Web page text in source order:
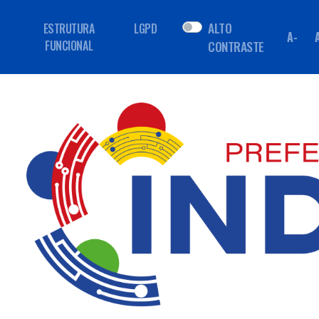
ESTRUTURA
FUNCIONAL
LGPD
ALTO
CONTRASTE
A-